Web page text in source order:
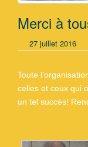
Merci à
27 juillet 2016
Toute
celles et ceux qui
un tel succès!